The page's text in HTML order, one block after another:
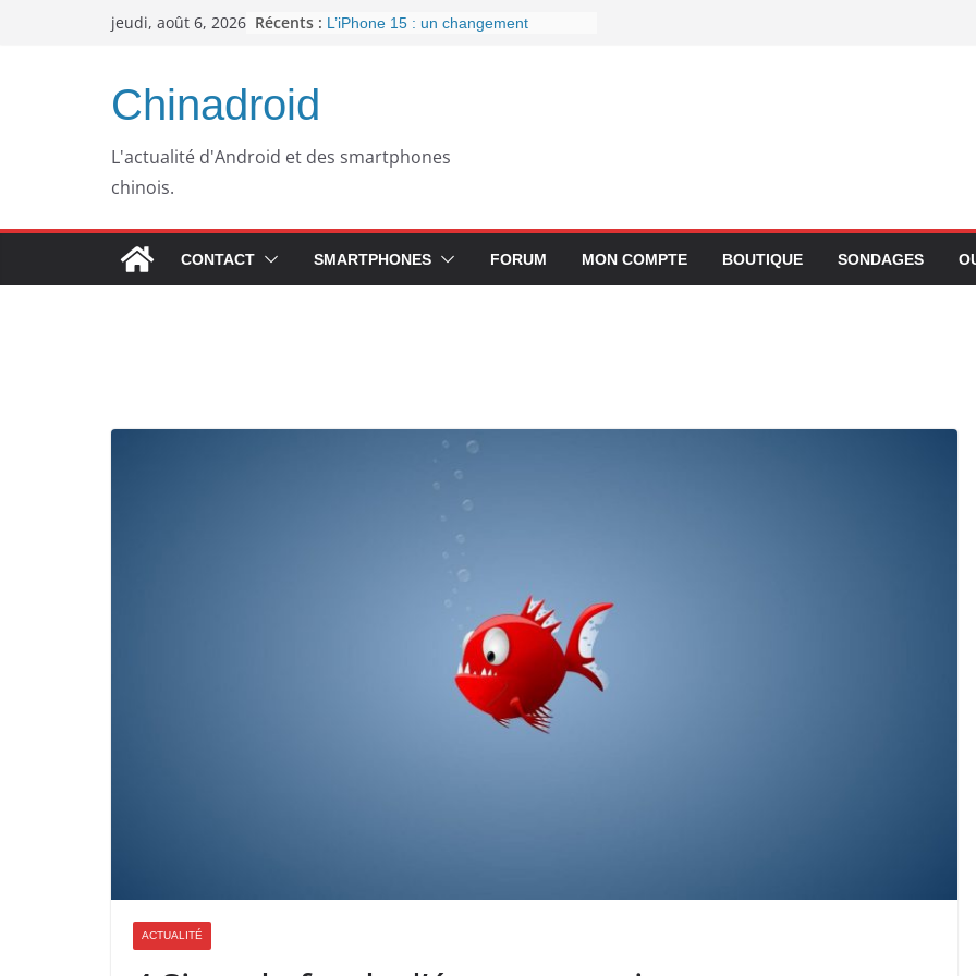
jeudi, août 6, 2026 Récents : L’iPhone 15 : un changement
septembre 2023
Chinadroid
L'actualité d'Android et des smartphones
chinois.
CONTACT SMARTPHONES FORUM MON COMPTE BOUTIQUE SONDAGES
ACTUALITÉ